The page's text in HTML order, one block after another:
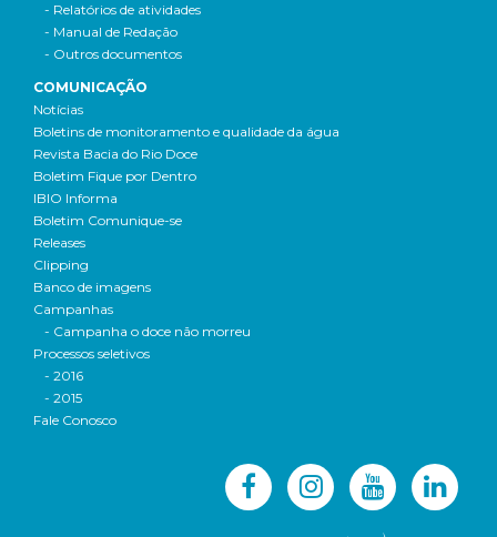
- Relatórios de atividades
- Manual de Redação
- Outros documentos
COMUNICAÇÃO
Notícias
Boletins de monitoramento e qualidade da água
Revista Bacia do Rio Doce
Boletim Fique por Dentro
IBIO Informa
Boletim Comunique-se
Releases
Clipping
Banco de imagens
Campanhas
- Campanha o doce não morreu
Processos seletivos
- 2016
- 2015
Fale Conosco